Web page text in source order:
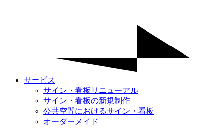
サービス
サイン・看板リニューアル
サイン・看板の新規制作
公共空間におけるサイン・看板
オーダーメイド